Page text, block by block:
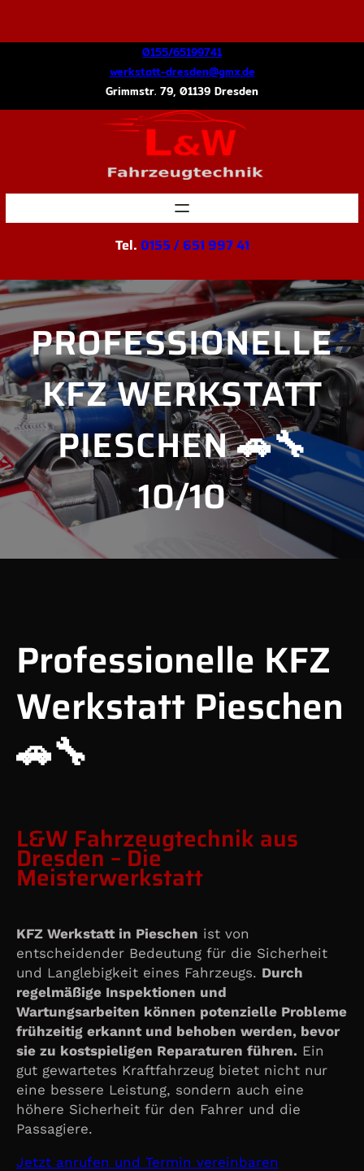
0155/65199741
ed.xmg
@nedserd-ttatskrew
Grimmstr. 79, 01139 Dresden
Tel. 0155 / 651 997 41
PROFESSIONELLE
KFZ WERKSTATT
PIESCHEN 🚗🔧
10/10
Professionelle KFZ
Werkstatt Pieschen
🚗🔧
L&W Fahrzeugtechnik aus
Dresden – Die
Meisterwerkstatt
KFZ Werkstatt in Pieschen ist von
entscheidender Bedeutung für die Sicherheit
und Langlebigkeit eines Fahrzeugs. Durch
regelmäßige Inspektionen und
Wartungsarbeiten können potenzielle Probleme
frühzeitig erkannt und behoben werden, bevor
sie zu kostspieligen Reparaturen führen. Ein
gut gewartetes Kraftfahrzeug bietet nicht nur
eine bessere Leistung, sondern auch eine
höhere Sicherheit für den Fahrer und die
Passagiere.
Jetzt anrufen und Termin vereinbaren